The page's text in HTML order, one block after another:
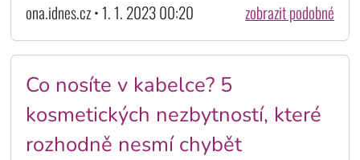
ona.idnes.cz • 1. 1. 2023 00:20 zobrazit podobné
Co nosíte v kabelce? 5
kosmetických nezbytností, které
rozhodně nesmí chybět